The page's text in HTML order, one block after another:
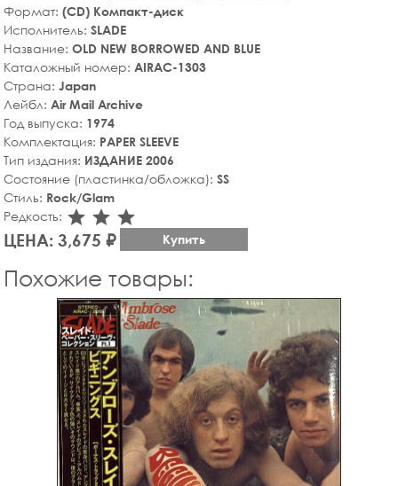
Формат: (CD) Компакт-диск
Исполнитель: SLADE
Название: OLD NEW BORROWED AND BLUE
Каталожный номер: AIRAC-1303
Страна: Japan
Лейбл: Air Mail Archive
Год выпуска: 1974
Комплектация: PAPER SLEEVE
Тип издания: ИЗДАНИЕ 2006
Состояние (пластинка/обложка): SS
Стиль: Rock/Glam
Редкость: star_rate
star_rate
star_rate
ЦЕНА: 3,675 ₽ Купить
Похожие товары: